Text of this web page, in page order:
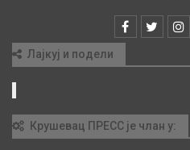
Лајкуј и подели
Крушевац ПРЕСС је члан у: